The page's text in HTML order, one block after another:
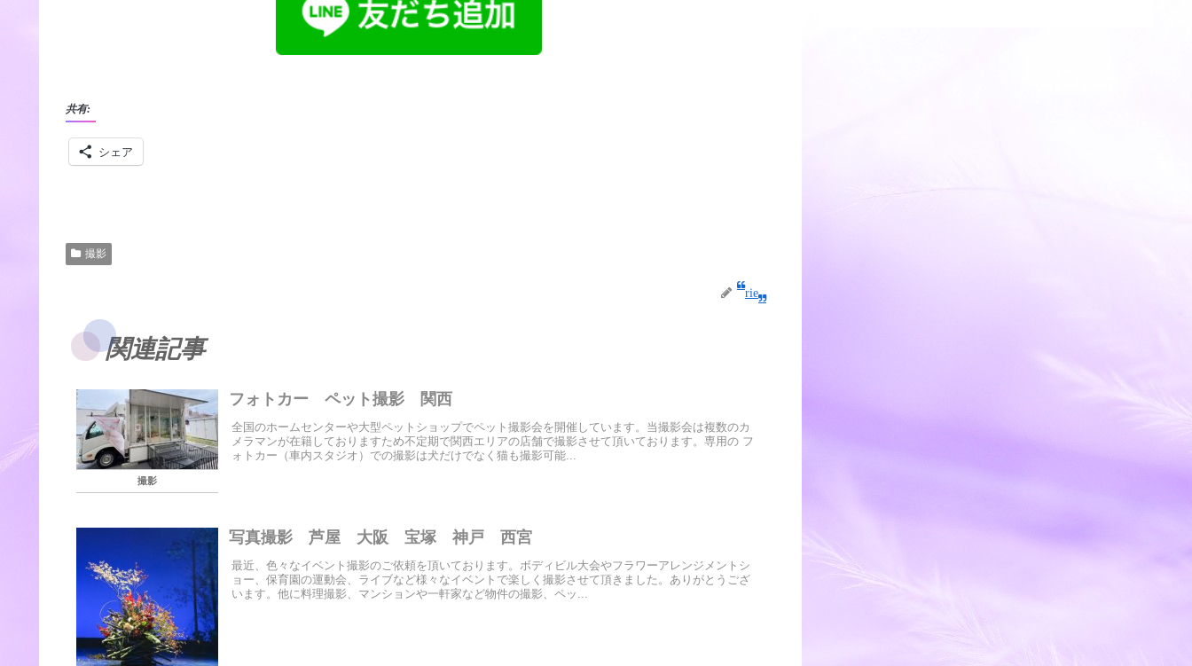
共有:
シェア
撮影
rie
関連記事
撮影
フォトカー ペット撮影 関西
全国のホームセンターや大型ペットショップでペット撮影会を開催しています。当撮影会は複数のカ
メラマンが在籍しておりますため不定期で関西エリアの店舗で撮影させて頂いております。専用の フ
ォトカー（車内スタジオ）での撮影は犬だけでなく猫も撮影可能...
写真撮影 芦屋 大阪 宝塚 神戸 西宮
最近、色々なイベント撮影のご依頼を頂いております。ボディビル大会やフラワーアレンジメントシ
ョー、保育園の運動会、ライブなど様々なイベントで楽しく撮影させて頂きました。ありがとうござ
います。他に料理撮影、マンションや一軒家など物件の撮影、ペッ...